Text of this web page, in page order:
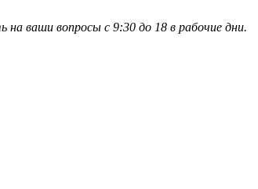
ваши вопросы с 9:30 до 18 в рабочие дни.